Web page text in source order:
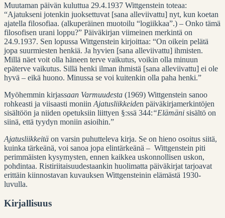
Muutaman päivän kuluttua 29.4.1937 Wittgenstein toteaa:
“Ajatukseni jotenkin juoksettuvat [sana alleviivattu] nyt, kun koetan
ajatella filosofiaa. (alkuperäinen muotoilu “logiikkaa”.) – Onko tämä
filosofisen urani loppu?” Päiväkirjan viimeinen merkintä on
24.9.1937. Sen lopussa Wittgenstein kirjoittaa: “On oikein pelätä
jopa suurmiesten henkiä. Ja hyvien [sana alleviivattu] ihmisten.
Millä näet voit olla häneen terve vaikutus, voikin olla minuun
epäterve vaikutus. Sillä henki ilman ihmistä [sana alleviivattu] ei ole
hyvä – eikä huono. Minussa se voi kuitenkin olla paha henki.”
Myöhemmin kirjassaan Varmuudesta (1969) Wittgenstein sanoo
rohkeasti ja viisaasti moniin Ajatusliikkeiden päiväkirjamerkintöjen
sisältöön ja niiden opetuksiin liittyen §:ssä 344:“Elämäni sisältö on
siinä, että tyydyn moniin asioihin.”
Ajatusliikkeitä on varsin puhutteleva kirja. Se on hieno osoitus siitä,
kuinka tärkeänä, voi sanoa jopa elintärkeänä – Wittgenstein piti
perimmäisten kysymysten, ennen kaikkea uskonnollisen uskon,
pohdintaa. Ristiriitaisuudestaankin huolimatta päiväkirjat tarjoavat
erittäin kiinnostavan kuvauksen Wittgensteinin elämästä 1930-
luvulla.
Kirjallisuus